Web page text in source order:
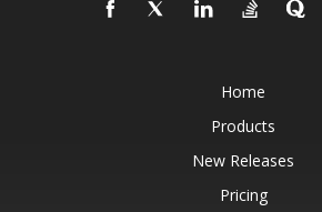
Home
Products
New Releases
Pricing